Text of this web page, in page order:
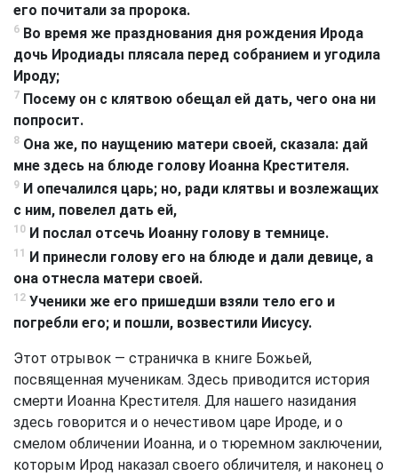
его почитали за пророка.
6 Во время же празднования дня рождения Ирода
дочь Иродиады плясала перед собранием и угодила
Ироду;
7 Посему он с клятвою обещал ей дать, чего она ни
попросит.
8 Она же, по наущению матери своей, сказала: дай
мне здесь на блюде голову Иоанна Крестителя.
9 И опечалился царь; но, ради клятвы и возлежащих
с ним, повелел дать ей,
10 И послал отсечь Иоанну голову в темнице.
11 И принесли голову его на блюде и дали девице, а
она отнесла матери своей.
12 Ученики же его пришедши взяли тело его и
погребли его; и пошли, возвестили Иисусу.
Этот отрывок — страничка в книге Божьей,
посвященная мученикам. Здесь приводится история
смерти Иоанна Крестителя. Для нашего назидания
здесь говорится и о нечестивом царе Ироде, и о
смелом обличении Иоанна, и о тюремном заключении,
которым Ирод наказал своего обличителя, и наконец о